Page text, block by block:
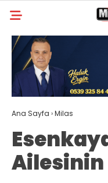
GALERİ
MILAS
MUĞLA’DAN
ASAYIŞ
GÜNDEM
Ana Sayfa ›Milas
Ailesinin